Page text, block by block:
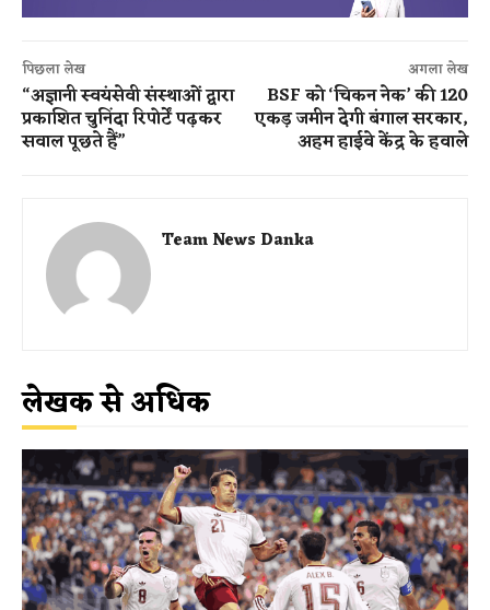
पिछला लेख
“अज्ञानी स्वयंसेवी संस्थाओं द्वारा
प्रकाशित चुनिंदा रिपोर्टें पढ़कर
सवाल पूछते हैं”
अगला लेख
BSF को ‘चिकन नेक’ की 120
एकड़ जमीन देगी बंगाल सरकार,
अहम हाईवे केंद्र के हवाले
Team News Danka
लेखक से अधिक